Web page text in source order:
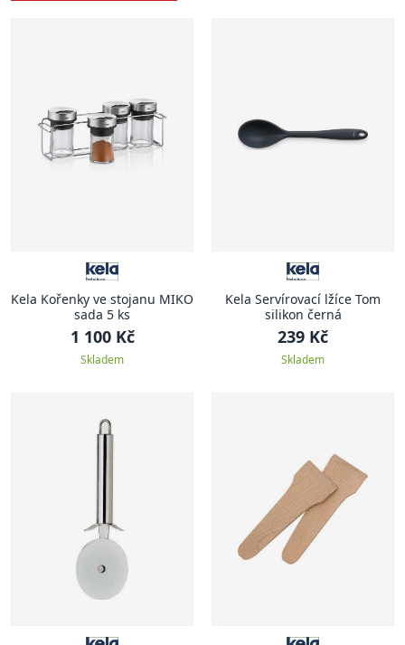
Kela Kořenky ve stojanu MIKO
sada 5 ks
1 100 Kč
Skladem
Kela Servírovací lžíce Tom
silikon černá
239 Kč
Skladem